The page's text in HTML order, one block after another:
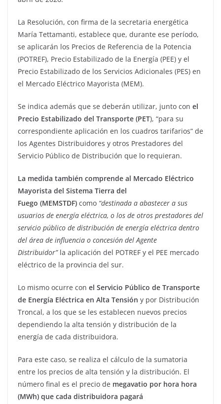
La Resolución, con firma de la secretaria energética
María Tettamanti, establece que, durante ese período,
se aplicarán los Precios de Referencia de la Potencia
(POTREF), Precio Estabilizado de la Energía (PEE) y el
Precio Estabilizado de los Servicios Adicionales (PES) en
el Mercado Eléctrico Mayorista (MEM).
Se indica además que se deberán utilizar, junto con el
Precio Estabilizado del Transporte (PET), “para su
correspondiente aplicación en los cuadros tarifarios” de
los Agentes Distribuidores y otros Prestadores del
Servicio Público de Distribución que lo requieran.
La medida también comprende al Mercado Eléctrico
Mayorista del Sistema Tierra del
Fuego (MEMSTDF) como “destinada a abastecer a sus
usuarios de energía eléctrica, o los de otros prestadores del
servicio público de distribución de energía eléctrica dentro
del área de influencia o concesión del Agente
Distribuidor” la aplicación del POTREF y el PEE mercado
eléctrico de la provincia del sur.
Lo mismo ocurre con el Servicio Público de Transporte
de Energía Eléctrica en Alta Tensión y por Distribución
Troncal, a los que se les establecen nuevos precios
dependiendo la alta tensión y distribución de la
energía de cada distribuidora.
Para este caso, se realiza el cálculo de la sumatoria
entre los precios de alta tensión y la distribución. El
número final es el precio de megavatio por hora hora
(MWh) que cada distribuidora pagará